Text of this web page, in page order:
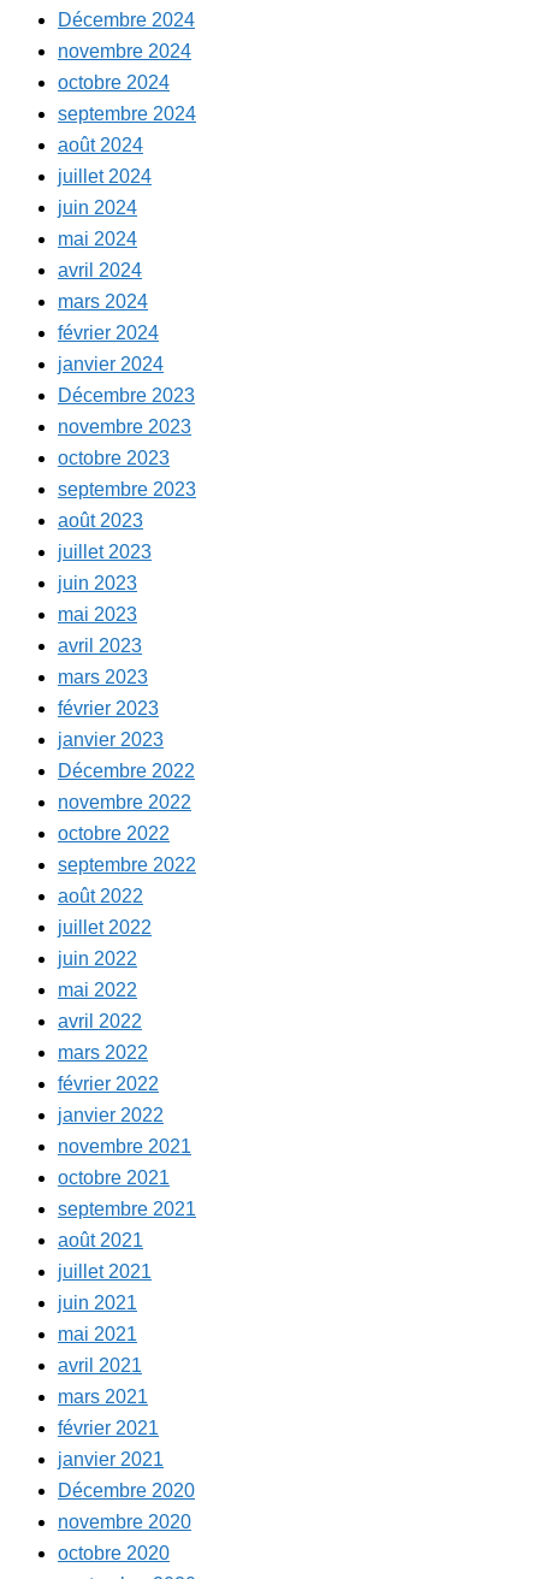
Décembre 2024
novembre 2024
octobre 2024
septembre 2024
août 2024
juillet 2024
juin 2024
mai 2024
avril 2024
mars 2024
février 2024
janvier 2024
Décembre 2023
novembre 2023
octobre 2023
septembre 2023
août 2023
juillet 2023
juin 2023
mai 2023
avril 2023
mars 2023
février 2023
janvier 2023
Décembre 2022
novembre 2022
octobre 2022
septembre 2022
août 2022
juillet 2022
juin 2022
mai 2022
avril 2022
mars 2022
février 2022
janvier 2022
novembre 2021
octobre 2021
septembre 2021
août 2021
juillet 2021
juin 2021
mai 2021
avril 2021
mars 2021
février 2021
janvier 2021
Décembre 2020
novembre 2020
octobre 2020